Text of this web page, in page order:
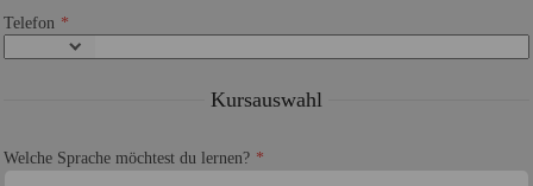
Telefon
Kursauswahl
Welche Sprache möchtest du lernen?